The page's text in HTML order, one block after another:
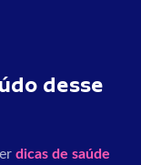
desse
dicas de saúde